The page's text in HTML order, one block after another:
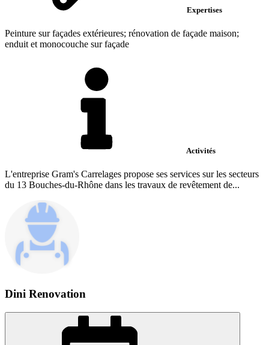
Expertises
Peinture sur façades extérieures; rénovation de façade maison;
enduit et monocouche sur façade
Activités
L'entreprise Gram's Carrelages propose ses services sur les secteurs
du 13 Bouches-du-Rhône dans les travaux de revêtement de...
Dini Renovation